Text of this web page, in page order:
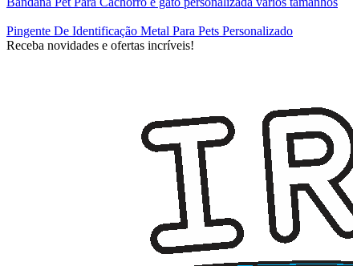
Pingente De Identificação Metal Para Pets Personalizado
Receba novidades e ofertas incríveis!